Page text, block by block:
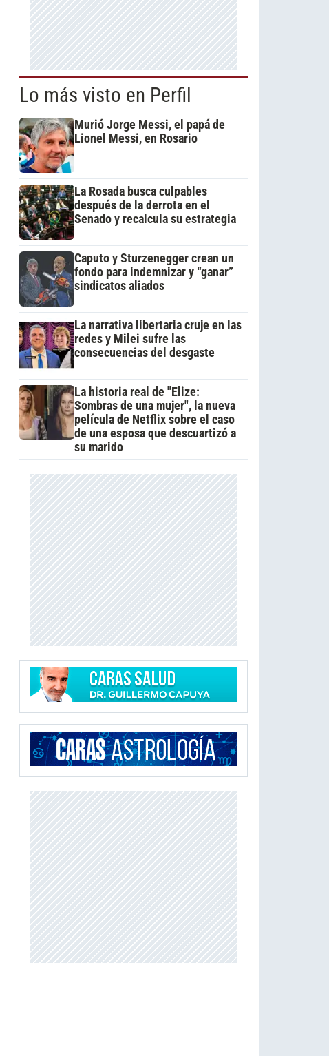
Lo más visto en Perfil
Murió Jorge Messi, el papá de
Lionel Messi, en Rosario
La Rosada busca culpables
después de la derrota en el
Senado y recalcula su estrategia
Caputo y Sturzenegger crean un
fondo para indemnizar y “ganar”
sindicatos aliados
La narrativa libertaria cruje en las
redes y Milei sufre las
consecuencias del desgaste
La historia real de "Elize:
Sombras de una mujer", la nueva
película de Netflix sobre el caso
de una esposa que descuartizó a
su marido